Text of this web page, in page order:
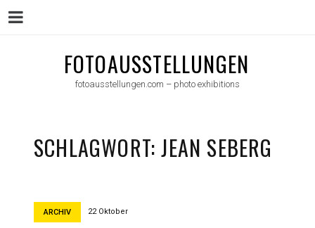
FOTOAUSSTELLUNGEN
fotoausstellungen.com – photo exhibitions
SCHLAGWORT:JEAN SEBERG
ARCHIV 22 Oktober
Menu